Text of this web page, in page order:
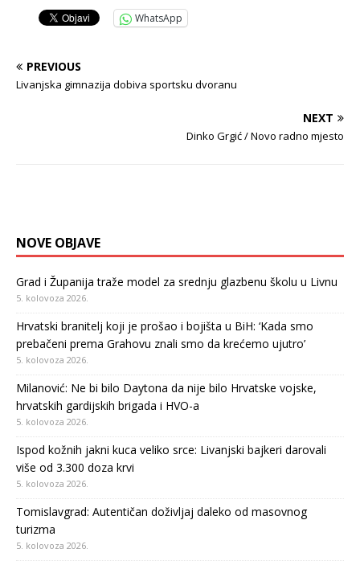
WhatsApp
PREVIOUS
Livanjska gimnazija dobiva sportsku dvoranu
NEXT
Dinko Grgić / Novo radno mjesto
NOVE OBJAVE
Grad i Županija traže model za srednju glazbenu školu u Livnu
5. kolovoza 2026.
Hrvatski branitelj koji je prošao i bojišta u BiH: ‘Kada smo
prebačeni prema Grahovu znali smo da krećemo ujutro’
5. kolovoza 2026.
Milanović: Ne bi bilo Daytona da nije bilo Hrvatske vojske,
hrvatskih gardijskih brigada i HVO-a
5. kolovoza 2026.
Ispod kožnih jakni kuca veliko srce: Livanjski bajkeri darovali
više od 3.300 doza krvi
5. kolovoza 2026.
Tomislavgrad: Autentičan doživljaj daleko od masovnog
turizma
5. kolovoza 2026.